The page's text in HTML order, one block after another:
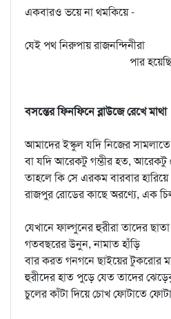
একবারও ভয়ে না থমকিয়ে -
যেই পথ নিরুপায় রাজনন্দিনীরা
পার হয়েছিল ঝাঁপ
বসন্তের ফিনফিনে ব্লাউজে রেখে মাথা
আমাদের ইস্কুল যদি নিজের
বা যদি আরেকটু গম্ভীর হত, আরেকটু
তাহলে কি সে এরকম বারবার
রাজপুর রোডের কাছে অরণ্যে, এক
যেখানে ফাল্গুনের হুরীরা তাদের
গতবছরের উনুন, নামাত হাঁড়ি
বার করত গনগনে ছাইয়ের
হুরীদের হাত পুড়ে যেত তাদের
চুলের কাঁটা দিয়ে চোখ ফোটাতে